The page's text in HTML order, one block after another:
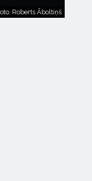
Roberts Āboltiņš